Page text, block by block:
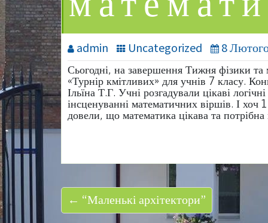
admin Uncategorized 8
Сьогодні, на завершення Тижня фізики
«Турнір кмітливих» для учнів 7 класу.
Ільїна Т.Г. Учні розгадували цікаві
інсценуванні математичних віршів. І хоч
довели, що математика цікава та потрібна
← “Маленькі архітектори”